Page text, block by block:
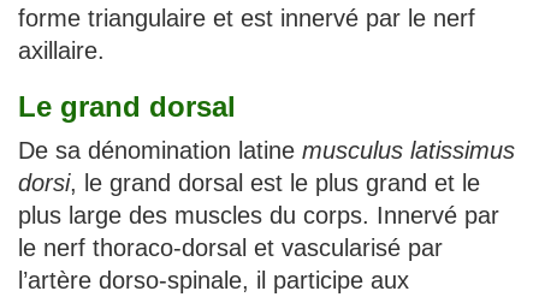
forme triangulaire et est innervé par le nerf
axillaire.
Le grand dorsal
De sa dénomination latine musculus latissimus
dorsi, le grand dorsal est le plus grand et le
plus large des muscles du corps. Innervé par
le nerf thoraco-dorsal et vascularisé par
l’artère dorso-spinale, il participe aux